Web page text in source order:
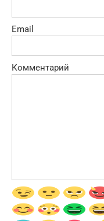
Email
Комментарий